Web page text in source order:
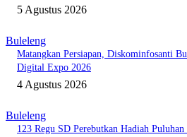
5 Agustus 2026
Buleleng
Matangkan Persiapan, Diskominfosanti
Digital Expo 2026
4 Agustus 2026
Buleleng
123 Regu SD Perebutkan Hadiah